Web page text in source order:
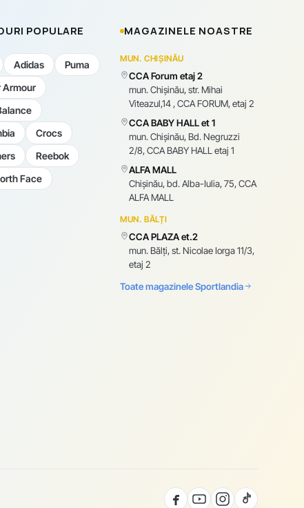
POPULARE
Adidas
Puma
Armour
Crocs
Reebok
Face
MAGAZINELE NOASTRE
MUN. CHIȘINĂU
CCA Forum etaj 2
mun. Chişinău, str. Mihai
Viteazul,14 , CCA FORUM, etaj 2
CCA BABY HALL et 1
mun. Chişinău, Bd. Negruzzi
2/8, CCA BABY HALL etaj 1
ALFA MALL
Chișinău, bd. Alba-Iulia, 75, CCA
ALFA MALL
MUN. BĂLȚI
CCA PLAZA et.2
mun. Bălți, st. Nicolae Iorga 11/3,
etaj 2
Toate magazinele Sportlandia